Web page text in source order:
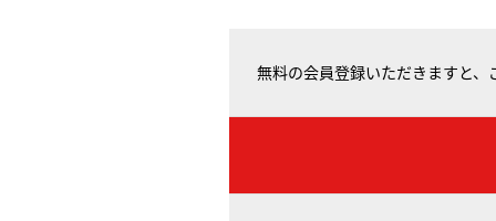
無料の会員登録いただきますと